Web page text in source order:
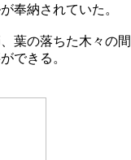
奉納されていた。
葉の落ちた木々の間
できる。